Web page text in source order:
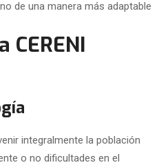
de una manera más adaptable
CERENI
integralmente la población
o no dificultades en el